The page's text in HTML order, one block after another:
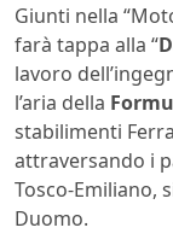
Giunti nella
farà tappa alla “
lavoro
l’aria della
stabilimenti
attraversando i
Tosco-Emiliano,
Duomo.